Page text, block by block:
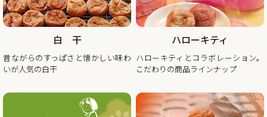
この度、ご家庭用梅干1kg×2個セットが大変お得にお買い求
めいただけるお買い得企画を開催します。また、期間中当企
画の商品をご購入いただいたお客様全員に「金山寺味噌」も
昨年の100年に1度の梅の大凶作に続き、和歌山県全体で今年
の4月に降った雹（ひょう）被害により、2年連続の梅の大凶
中でも天災にも負けず強く育った梅を皆さまの元へお届けし
たい、そんな想いから秋冬のお買い得企画を開催させていた
白 干
昔ながらのすっぱさと懐かしい味わ
いが人気の白干
ハローキティ
ハローキティとコラボレーション。
こだわりの商品ラインナップ